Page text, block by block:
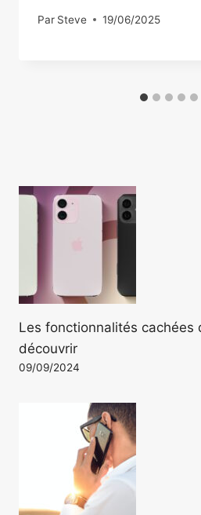
Par Steve 19/06/2025
Les fonctionnalités cachées
découvrir
09/09/2024